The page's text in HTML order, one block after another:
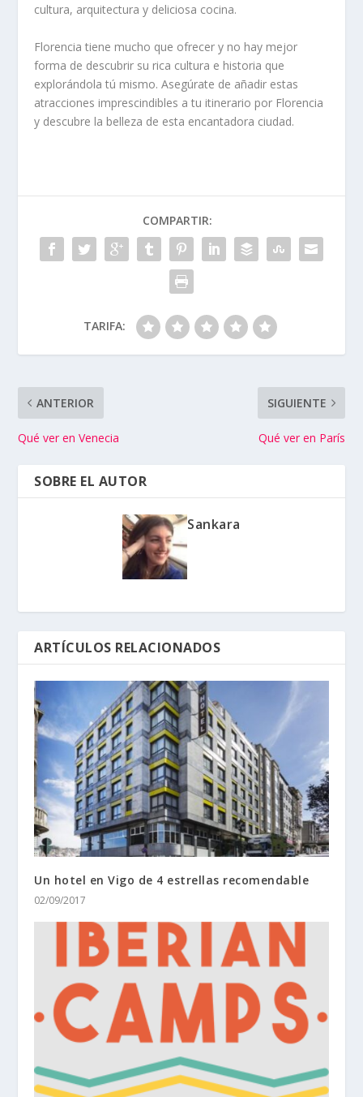
cultura, arquitectura y deliciosa cocina.
Florencia tiene mucho que ofrecer y no hay mejor
forma de descubrir su rica cultura e historia que
explorándola tú mismo. Asegúrate de añadir estas
atracciones imprescindibles a tu itinerario por Florencia
y descubre la belleza de esta encantadora ciudad.
COMPARTIR:
TARIFA:
ANTERIOR
Qué ver en Venecia
SIGUIENTE
Qué ver en París
SOBRE EL AUTOR
Sankara
ARTÍCULOS RELACIONADOS
Un hotel en Vigo de 4 estrellas recomendable
02/09/2017